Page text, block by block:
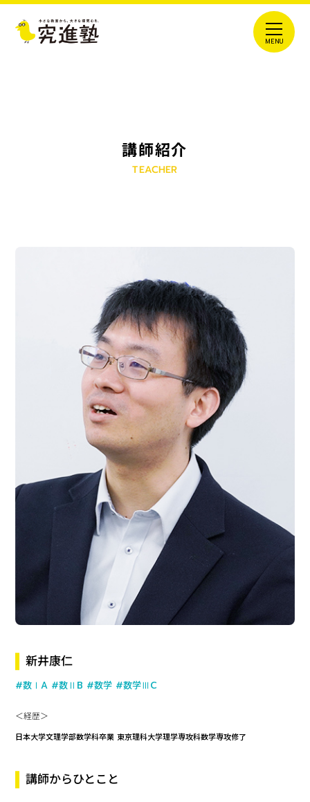
講師紹介
TEACHER
新井康仁
#数ⅠA #数ⅡB #数学 #数学ⅢC
＜経歴＞
日本大学文理学部数学科卒業 東京理科大学理学専攻科数学専攻修了
講師からひとこと